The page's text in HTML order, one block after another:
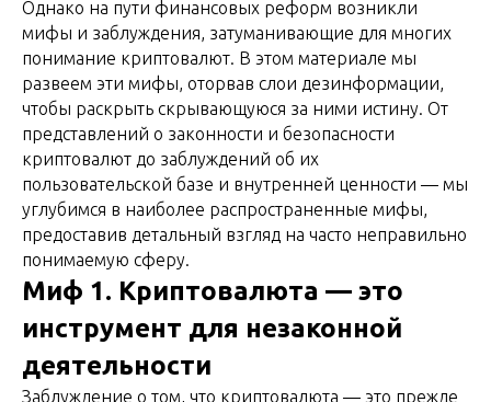
Однако на пути финансовых реформ возникли
мифы и заблуждения, затуманивающие для многих
понимание криптовалют. В этом материале мы
развеем эти мифы, оторвав слои дезинформации,
чтобы раскрыть скрывающуюся за ними истину. От
представлений о законности и безопасности
криптовалют до заблуждений об их
пользовательской базе и внутренней ценности — мы
углубимся в наиболее распространенные мифы,
предоставив детальный взгляд на часто неправильно
понимаемую сферу.
Миф 1. Криптовалюта — это
инструмент для незаконной
деятельности
Заблуждение о том, что криптовалюта — это прежде